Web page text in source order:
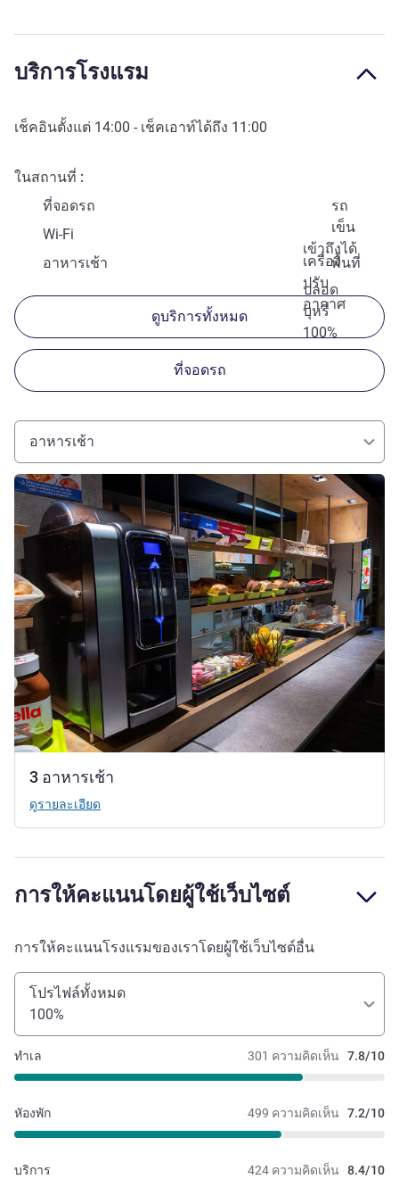
บริการโรงแรม
เช็คอินตั้งแต่ 14:00 - เช็คเอาท์ได้ถึง 11:00
ในสถานที่
ที่จอดรถ
รถ
เข็น
เข้าถึงได้
Wi-Fi
เครื่อง
ปรับ
อากาศ
อาหารเช้า
พื้นที่
ปลอด
บุหรี่
100%
ดูบริการทั้งหมด
ที่จอดรถ
อาหารเช้า
3 อาหารเช้า
ดูรายละเอียด
ดูรายละเอียด
การให้คะแนนโดยผู้ใช้เว็บไซต์
การให้คะแนนโรงแรมของเราโดยผู้ใช้เว็บไซต์อื่น
โปรไฟล์ทั้งหมด
100%
301 ความคิดเห็น 7.8/10
ทำเล
499 ความคิดเห็น 7.2/10
หัองพัก
424 ความคิดเห็น 8.4/10
บริการ